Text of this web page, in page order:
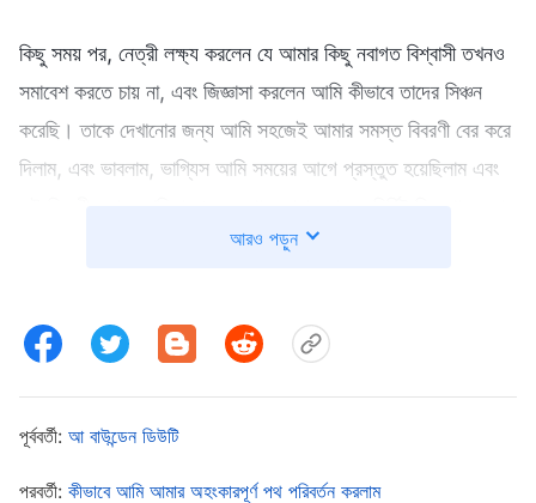
কিছু সময় পর, নেত্রী লক্ষ্য করলেন যে আমার কিছু নবাগত বিশ্বাসী তখনও
সমাবেশ করতে চায় না, এবং জিজ্ঞাসা করলেন আমি কীভাবে তাদের সিঞ্চন
করেছি। তাকে দেখানোর জন্য আমি সহজেই আমার সমস্ত বিবরণী বের করে
দিলাম, এবং ভাবলাম, ভাগ্যিস আমি সময়ের আগে প্রস্তুত হয়েছিলাম এবং
এবং কে জানে তিনি আমাকে কীভাবে তিরস্কার করতেন। ঠিক যখন আমি
কোনো সমস্যা দেখতে পাচ্ছি না, কিন্তু পরপর বেশ কয়েকজন উপস্থিত
হওয়া বন্ধ করে দিয়েছে, তাই আপনার কাজে অবশ্যই কোনো সমস্যা
আছে। এই মুহূর্তে আমি দেখতে পাচ্ছি না সেটা কী হতে পারে, কিন্তু ইদানীং
আমাদের আলাপচারিতায় আপনি ক্রমাগত নবাগত বিশ্বাসীদের সমস্যার কথা
আরও পড়ুন
পূর্ববর্তী: আ বাউন্ডেন ডিউটি
পরবর্তী: কীভাবে আমি আমার অহংকারপূর্ণ পথ পরিবর্তন করলাম